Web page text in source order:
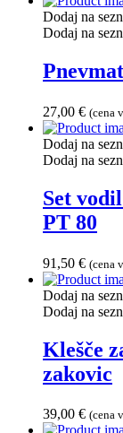
Dodaj na
Dodaj na
27,00 € (cena
Dodaj na
Dodaj na
Set
PT 80
91,50 € (cena
Dodaj na
Dodaj na
Klešče
zakovic
39,00 € (cena